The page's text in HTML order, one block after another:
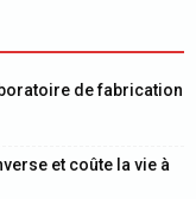
de fabrication
et coûte la vie à